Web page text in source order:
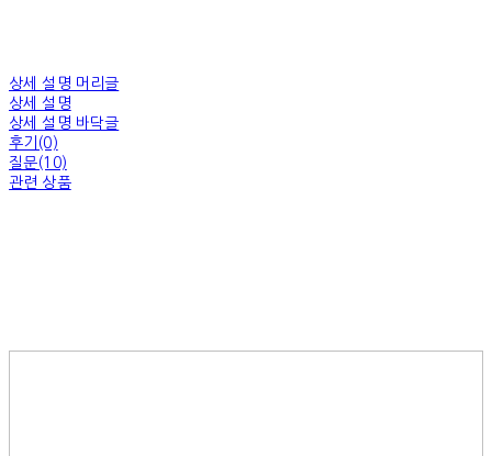
상세 설명 머리글
상세 설명
상세 설명 바닥글
후기(0)
질문(10)
관련 상품